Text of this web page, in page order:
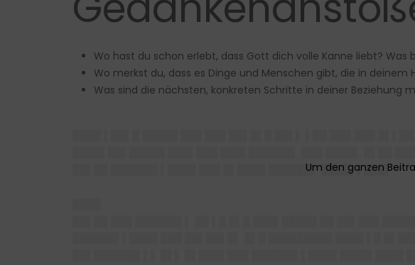
Wo hast du schon erlebt, dass Gott dich volle Kanne liebt?
Wo merkst du, dass es Dinge und Menschen gibt, die in
Was sind die nächsten, konkreten Schritte in deiner Beziehung
██▌██ ██████▌▌████ ███ █▌████ ██████▌ ████▌▌███▌